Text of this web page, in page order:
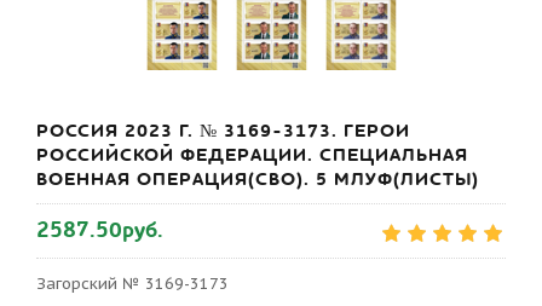
РОССИЯ 2023 Г. № 3169-3173. ГЕРОИ
РОССИЙСКОЙ ФЕДЕРАЦИИ. СПЕЦИАЛЬНАЯ
ВОЕННАЯ ОПЕРАЦИЯ(СВО). 5 МЛУФ(ЛИСТЫ)
2587.50руб.
Загорский № 3169-3173